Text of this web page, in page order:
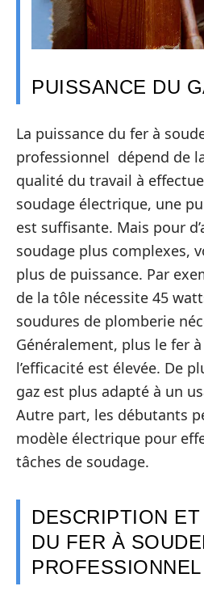
PUISSANCE DU
La puissance du fer à
professionnel dépend de
qualité du travail à
soudage électrique, une
est suffisante. Mais pour
soudage plus complexes,
plus de puissance. Par
de la tôle nécessite 45
soudures de plomberie
Généralement, plus le fer
l’efficacité est élevée. De
gaz est plus adapté à un
Autre part, les débutants
modèle électrique pour
tâches de soudage.
DESCRIPTION
DU FER À
PROFESSIONNEL